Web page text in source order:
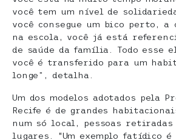
você tem um nível de
você consegue um bico perto,
na escola, você já está
de saúde da família. Todo esse
você é transferido para um
longe”, detalha.
Um dos modelos adotados pela
Recife é de grandes
num só local, pessoas retiradas
lugares. “Um exemplo fatídico é